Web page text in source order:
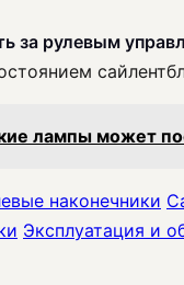
за рулевым
лампы может
наконечники
Эксплуатация и